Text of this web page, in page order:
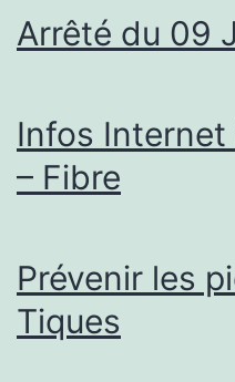
Arrêté du 09
Infos
– Fibre
Prévenir les
Tiques